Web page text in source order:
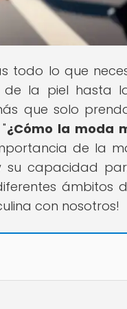
todo lo que
la piel hasta
que solo
¿Cómo la moda
de la
su capacidad
ámbitos
con nosotros!